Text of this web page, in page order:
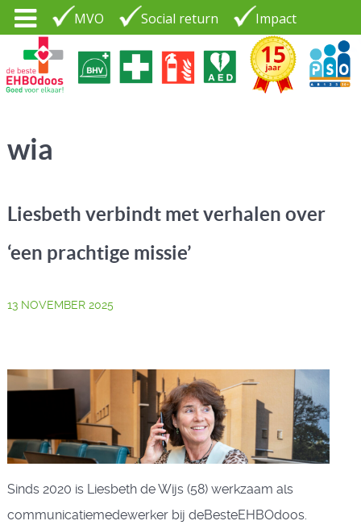
MVO Social return Impact
PSO30+
Tel. 035 - 7370265
wia
Liesbeth verbindt met verhalen over
‘een prachtige missie’
13 NOVEMBER 2025
Sinds 2020 is Liesbeth de Wijs (58) werkzaam als
communicatiemedewerker bij deBesteEHBOdoos.